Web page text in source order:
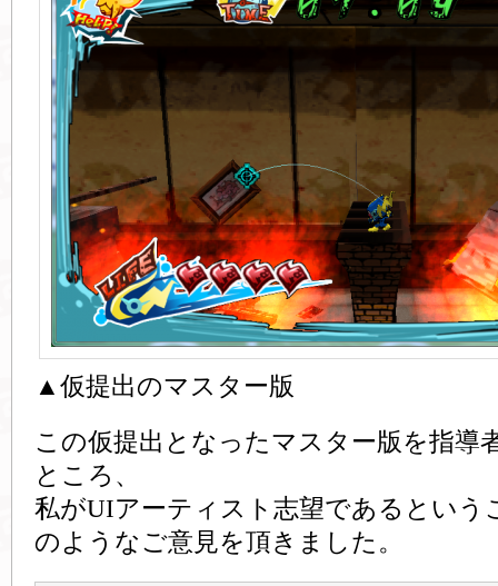
▲仮提出のマスター版
この仮提出となったマスター版を指導
ところ、
私がUIアーティスト志望であるという
のようなご意見を頂きました。